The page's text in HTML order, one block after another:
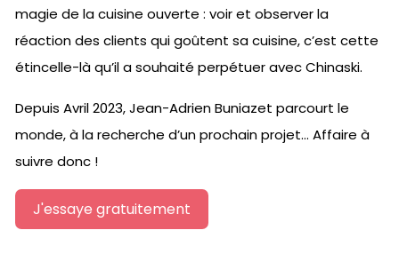
magie de la cuisine ouverte : voir et observer la
réaction des clients qui goûtent sa cuisine, c’est cette
étincelle-là qu’il a souhaité perpétuer avec Chinaski.
Depuis Avril 2023, Jean-Adrien Buniazet parcourt le
monde, à la recherche d’un prochain projet… Affaire à
suivre donc !
J'essaye gratuitement